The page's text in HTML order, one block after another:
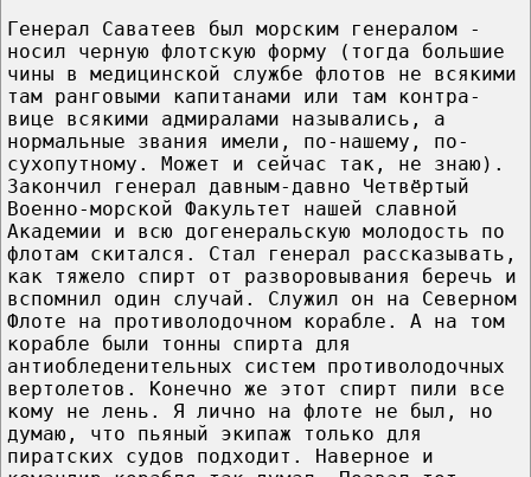
Генерал Саватеев был морским генералом -
носил черную флотскую форму (тогда большие
чины в медицинской службе флотов не всякими
там ранговыми капитанами или там контра-
вице всякими адмиралами назывались, а
нормальные звания имели, по-нашему, по-
сухопутному. Может и сейчас так, не знаю).
Закончил генерал давным-давно Четвёртый
Военно-морской Факультет нашей славной
Академии и всю догенеральскую молодость по
флотам скитался. Стал генерал рассказывать,
как тяжело спирт от разворовывания беречь и
вспомнил один случай. Служил он на Северном
Флоте на противолодочном корабле. А на том
корабле были тонны спирта для
антиобледенительных систем противолодочных
вертолетов. Конечно же этот спирт пили все
кому не лень. Я лично на флоте не был, но
думаю, что пьяный экипаж только для
пиратских судов подходит. Наверное и